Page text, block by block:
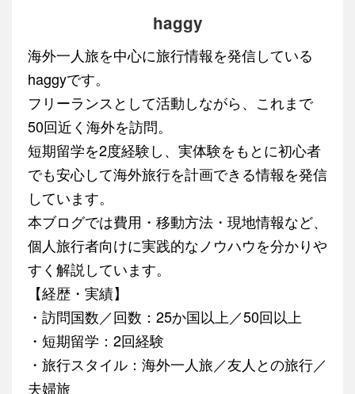
haggy
海外一人旅を中心に旅行情報を発信している
haggyです。
フリーランスとして活動しながら、これまで
50回近く海外を訪問。
短期留学を2度経験し、実体験をもとに初心者
でも安心して海外旅行を計画できる情報を発信
しています。
本ブログでは費用・移動方法・現地情報など、
個人旅行者向けに実践的なノウハウを分かりや
すく解説しています。
【経歴・実績】
・訪問国数／回数：25か国以上／50回以上
・短期留学：2回経験
・旅行スタイル：海外一人旅／友人との旅行／
夫婦旅